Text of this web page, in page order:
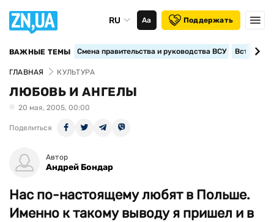
RU Аа Поддержать
ВАЖНЫЕ ТЕМЫ Смена правительства и руководства ВСУ
ГЛАВНАЯ КУЛЬТУРА
ЛЮБОВЬ И АНГЕЛЫ
20 мая, 2005, 00:00
Поделиться
Автор
Андрей Бондар
Нас по-настоящему любят в Польше.
Именно к такому выводу я пришел и в